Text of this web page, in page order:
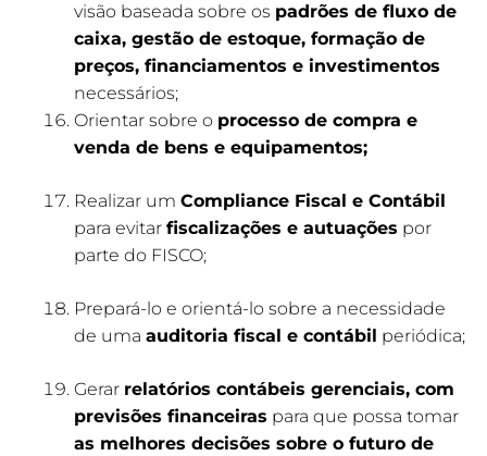
visão baseada sobre os padrões de fluxo de
caixa, gestão de estoque, formação de
preços, financiamentos e investimentos
necessários;
Orientar sobre o processo de compra e
venda de bens e equipamentos;
Realizar um Compliance Fiscal e Contábil
para evitar fiscalizações e autuações por
parte do FISCO;
Prepará-lo e orientá-lo sobre a necessidade
de uma auditoria fiscal e contábil periódica;
Gerar relatórios contábeis gerenciais, com
previsões financeiras para que possa tomar
as melhores decisões sobre o futuro de